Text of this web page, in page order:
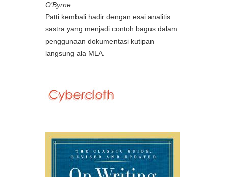
O’Byrne
Patti kembali hadir dengan esai analitis
sastra yang menjadi contoh bagus dalam
penggunaan dokumentasi kutipan
langsung ala MLA.